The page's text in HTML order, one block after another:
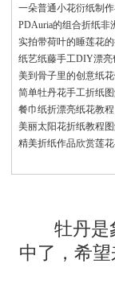
一朵普通小花衍纸制
PDAuria的组合折纸非
实拍带荷叶的睡莲花
纸艺纸藤手工DIY漂
美到骨子里的创意纸
简单牡丹花手工折纸
餐巾纸折漂亮纸花教程
美丽太阳花折纸教程
精美折纸作品欣赏莲
牡丹是
中了，希